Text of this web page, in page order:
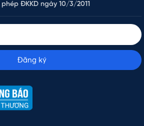
phép ĐKKD ngày 10/3/2011
Đăng ký